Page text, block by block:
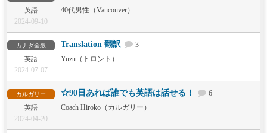
英語
2024-09-10
40代男性（Vancouver）
カナダ全般
英語
2024-07-07
Translation 翻訳
3
Yuzu（トロント）
カルガリー
英語
2024-04-20
☆90日あれば誰でも英語は話せる！
6
Coach Hiroko（カルガリー）